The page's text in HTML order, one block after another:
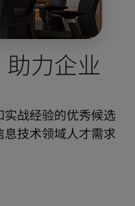
力企业
实战经验的优秀候选
息技术领域人才需求